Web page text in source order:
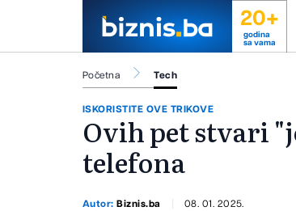
20+
godina
sa vama
Početna Tech
ISKORISTITE OVE TRIKOVE
Ovih pet stvari
telefona
Autor:Biznis.ba 08. 01. 2025.